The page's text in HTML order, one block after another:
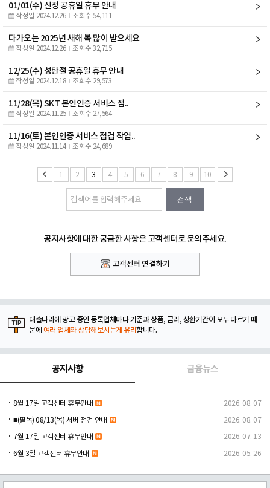
01/01(수) 신정 공휴일 휴무 안내
작성일 2024.12.26 조회수 54,111
다가오는 2025년 새해 복 많이 받으세요
작성일 2024.12.26 조회수 32,715
12/25(수) 성탄절 공휴일 휴무 안내
작성일 2024.12.18 조회수 29,573
11/28(목) SKT 본인인증 서비스 점..
작성일 2024.11.25 조회수 27,564
11/16(토) 본인인증 서비스 점검 작업..
작성일 2024.11.14 조회수 24,689
1 2 3 4 5 6 7 8 9 10
검색
공지사항에 대한 궁금한 사항은 고객센터로 문의주세요.
고객센터 연결하기
대출나라에 광고 중인 등록업체마다 기준과 상품, 금리, 상환기간이 모두 다르기 때
문에 여러 업체와 상담해보시는게 유리합니다.
공지사항 금융뉴스
8월 17일 고객센터 휴무안내 2026. 08. 07
■(필독) 08/13(목) 서버 점검 안내 2026. 08. 07
7월 17일 고객센터 휴무안내 2026. 07. 13
6월 3일 고객센터 휴무안내 2026. 05. 26